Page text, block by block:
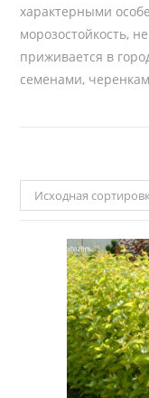
характерными
морозостойкость,
приживается в
семенами,
Исходная